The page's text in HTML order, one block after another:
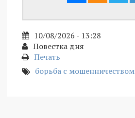
10/08/2026 - 13:28
Повестка дня
Печать
борьба с мошенничеством